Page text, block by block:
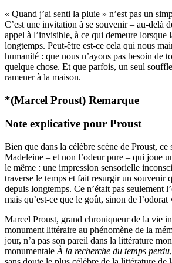
« Quand j’ai senti la pluie » n’est pas un
C’est une invitation à se souvenir – au-delà
appel à l’invisible, à ce qui demeure lorsque
longtemps. Peut-être est-ce cela qui nous
humanité : que nous n’ayons pas besoin de
quelque chose. Et que parfois, un seul
ramener à la maison.
*(Marcel Proust) Remarque
Note explicative pour Proust
Bien que dans la célèbre scène de Proust, ce
Madeleine – et non l’odeur pure – qui joue
le même : une impression sensorielle
traverse le temps et fait resurgir un souvenir
depuis longtemps. Ce n’était pas seulement
mais qu’est-ce que le goût, sinon de l’odorat
Marcel Proust, grand chroniqueur de la vie
monument littéraire au phénomène de la
jour, n’a pas son pareil dans la littérature
monumentale À la recherche du temps perdu